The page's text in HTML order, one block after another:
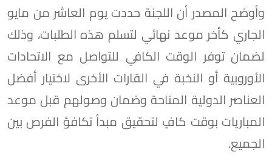
وأوضح المصدر أن اللجنة حددت يوم العاشر من مايو
الجاري كأخر موعد نهائي لتسلم هذه الطلبات، وذلك
لضمان توفر الوقت الكافي للتواصل مع الاتحادات
الأوروبية أو النخبة في القارات الأخرى لاختيار أفضل
العناصر الدولية المتاحة وضمان وصولهم قبل موعد
المباريات بوقت كافٍ لتحقيق مبدأ تكافؤ الفرص بين
الجميع.